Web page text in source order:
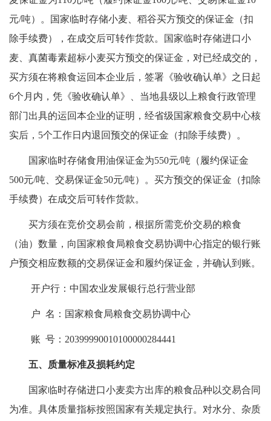
元/吨）。国家临时存储小麦、稻谷买方预交的保证金（扣
除手续费），在成交后可转作货款。国家临时存储进口小
麦、真菌毒素超标小麦买方预交的保证金，对已经成交的，
买方须在将粮食运回本企业后，签署《验收确认单》之日起
6个月内，凭《验收确认单》、当地县级以上粮食行政管理
部门出具的运回本企业的证明，经省级国家粮食交易中心核
实后，5个工作日内退回预交的保证金（扣除手续费）。
国家临时存储食用油保证金为550元/吨（履约保证金
500元/吨、交易保证金50元/吨）。买方预交的保证金（扣除
手续费）在成交后可转作货款。
买方须在竞价交易会前，根据所需竞价交易的粮食
（油）数量，向国家粮食局粮食交易协调中心指定的银行账
户预交相应数额的交易保证金和履约保证金，并确认到账。
开户行：中国农业发展银行总行营业部
户 名：国家粮食局粮食交易协调中心
账 号：20399990010100000284441
五、质量标准及损耗约定
国家临时存储进口小麦卖方出库的粮食品种以交易合同
为准。具体质量指标按照国家有关规定执行。对水分、杂质